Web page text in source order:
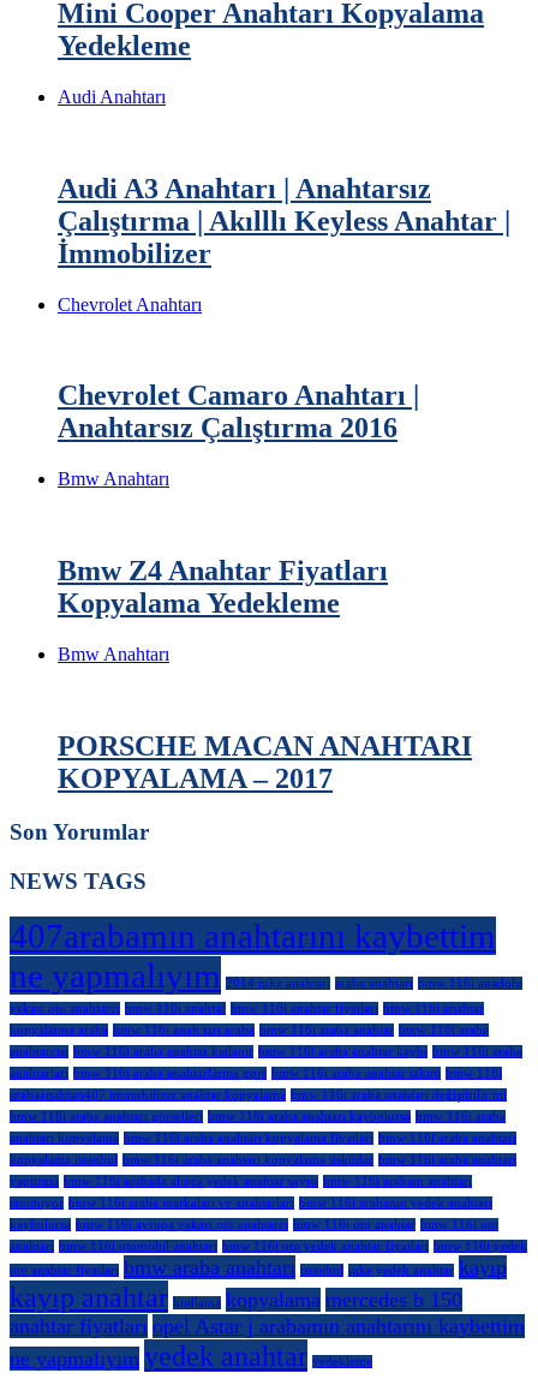
Mini Cooper Anahtarı Kopyalama
Yedekleme
Audi Anahtarı
Audi A3 Anahtarı | Anahtarsız
Çalıştırma | Akılllı Keyless Anahtar |
İmmobilizer
Chevrolet Anahtarı
Chevrolet Camaro Anahtarı |
Anahtarsız Çalıştırma 2016
Bmw Anahtarı
Bmw Z4 Anahtar Fiyatları
Kopyalama Yedekleme
Bmw Anahtarı
PORSCHE MACAN ANAHTARI
KOPYALAMA – 2017
Son Yorumlar
NEWS TAGS
407arabamın anahtarını kaybettim
ne yapmalıyım 2014 juke anahtarı araba anahtarı bmw 116i anadolu
yakası oto anahtarcı bmw 116i anahtar bmw 116i anahtar fiyatları bmw 116i anahtar
kopyalatma araba bmw 116i anah tarı araba bmw 116i araba anahtar bmw 116i araba
anahtarcısı bmw 116i araba anahtar katlanır bmw 116i araba anahtar kaybı bmw 116i araba
anahtarları bmw 116i araba anahtarlarına gprs bmw 116i araba anahtar takım
bmw 116i
arabaanahtarı407 immobilizer anahtar kopyalama bmw 116i araba anahtarı değiştirilir mi
bmw 116i araba anahtarı görselleri bmw 116i araba anahtarı kaybolursa bmw 116i araba
anahtarı kopyalama bmw 116i araba anahtarı kopyalama fiyatları bmw 116i araba anahtarı
kopyalama istanbul bmw 116i araba anahtarı kopyalama üsküdar bmw 116i araba anahtarı
yaptırma bmw 116i arabada alınca yedek anahtar sayısı bmw 116i arabam anahtarı
tanımıyor bmw 116i araba markaları ve anahtarları bmw 116i arabanın yedek anahtarı
kaybolursa bmw 116i avrupa yakası oto anahtarcı bmw 116i oto anahtar bmw 116i oto
anahtarı bmw 116i otomobil anahtarı bmw 116i oto yedek anahtar fiyatları bmw 116i yedek
oto anahtar fiyatları bmw araba anahtarı istanbul juke yedek anahtar kayıp
kayıp anahtar kodlama kopyalama mercedes b 150
anahtar fiyatları opel Astar j arabamın anahtarını kaybettim
ne yapmalıyım yedek anahtar yedekleme